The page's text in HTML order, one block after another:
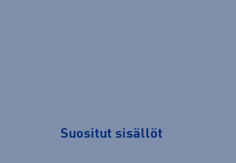
Suositut sisällöt